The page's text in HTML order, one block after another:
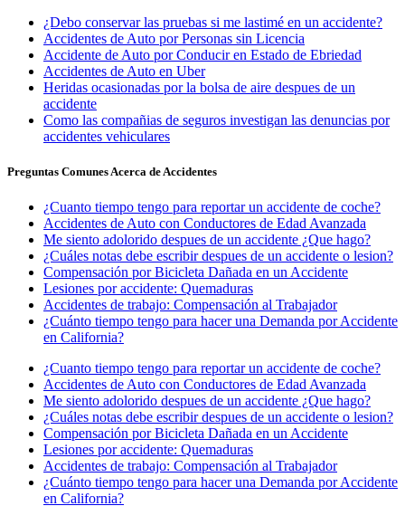
¿Debo conservar las pruebas si me lastimé en un accidente?
Accidentes de Auto por Personas sin Licencia
Accidente de Auto por Conducir en Estado de Ebriedad
Accidentes de Auto en Uber
Heridas ocasionadas por la bolsa de aire despues de un
accidente
Como las compañias de seguros investigan las denuncias por
accidentes vehiculares
Preguntas Comunes Acerca de Accidentes
¿Cuanto tiempo tengo para reportar un accidente de coche?
Accidentes de Auto con Conductores de Edad Avanzada
Me siento adolorido despues de un accidente ¿Que hago?
¿Cuáles notas debe escribir despues de un accidente o lesion?
Compensación por Bicicleta Dañada en un Accidente
Lesiones por accidente: Quemaduras
Accidentes de trabajo: Compensación al Trabajador
¿Cuánto tiempo tengo para hacer una Demanda por Accidente
en California?
¿Cuanto tiempo tengo para reportar un accidente de coche?
Accidentes de Auto con Conductores de Edad Avanzada
Me siento adolorido despues de un accidente ¿Que hago?
¿Cuáles notas debe escribir despues de un accidente o lesion?
Compensación por Bicicleta Dañada en un Accidente
Lesiones por accidente: Quemaduras
Accidentes de trabajo: Compensación al Trabajador
¿Cuánto tiempo tengo para hacer una Demanda por Accidente
en California?